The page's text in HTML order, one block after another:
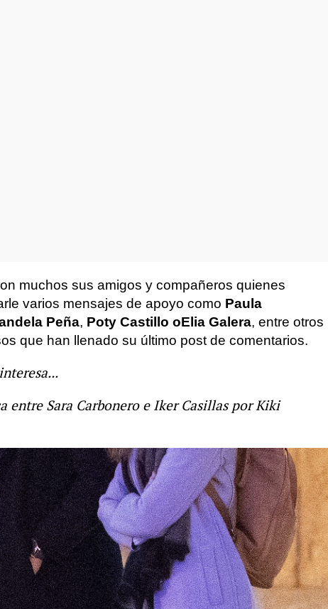
muchos sus amigos y compañeros quienes
varios mensajes de apoyo como Paula
Peña, Poty Castillo oElia Galera, entre otros
que han llenado su último post de comentarios.
entre Sara Carbonero e Iker Casillas por Kiki
Kiki Morente Poty Castillo Iker Casillas